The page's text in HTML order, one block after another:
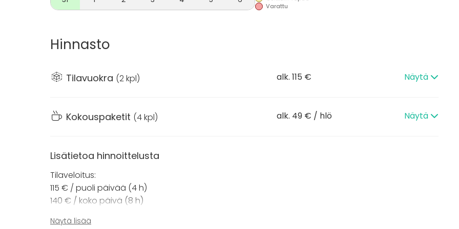
Varattu
Hinnasto
Tilavuokra (2 kpl) alk. 115 € Näytä
Kokouspaketit (4 kpl) alk. 49 € / hlö Näytä
Lisätietoa hinnoittelusta
Tilaveloitus:
115 € / puoli päivää (4 h)
140 € / koko päivä (8 h)
Kokouspaketit:
Näytä lisää